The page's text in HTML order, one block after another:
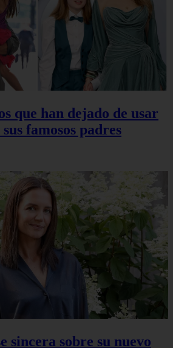
que han dejado de usar
famosos padres
sincera sobre su nuevo